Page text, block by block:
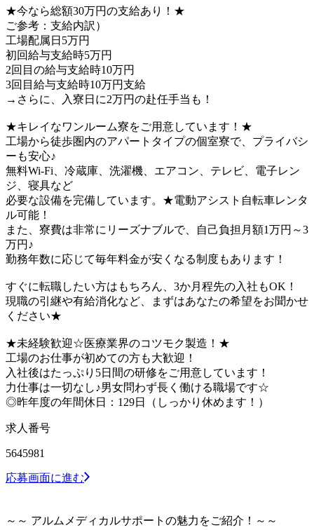
★今なら総額30万円の支給あり！★
ご参考：支給内訳）
工場配属日5万円
初回給与支給時5万円
2回目の給与支給時10万円
3回目給与支給時10万円支給
→さらに、入寮日に2万円の赴任手当も！
★キレイなワンルーム寮をご用意しています！★
工場から徒歩圏内のアパートタイプの個室寮で、プライバシ
ーも安心♪
無料Wi-Fi、冷蔵庫、洗濯機、エアコン、テレビ、電子レン
ジ、寝具など
必要な設備を完備しています。★電動アシスト自転車レンタ
ル可能！
また、寮費は非常にリーズナブルで、自己負担月額1万円～3
万円♪
勤務年数に応じて毎年料金が安くなる制度もあります！
すぐに転職したい方はもちろん、3か月程先の入社もOK！
現職の引継や有給消化など、まずはあなたの希望をお聞かせ
ください★
★未経験歓迎☆医療業界のコツモク製造！★
工場のお仕事が初めての方も大歓迎！
入社後はたっぷり5日間の研修をご用意しています！
力仕事は一切なし♪男女問わず長く働ける職場です☆
◎昨年度の年間休日：129日（しっかり休めます！）
求人番号
5645981
応募画面に進む
～～ アルムメディカルサポートの魅力をご紹介！～～